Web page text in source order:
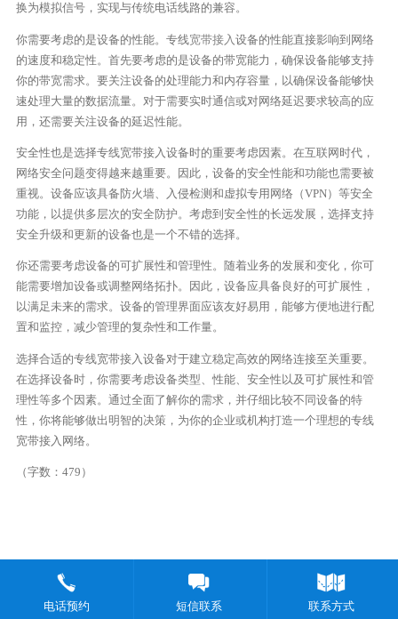
换为模拟信号，实现与传统电话线路的兼容。
你需要考虑的是设备的性能。专线宽带接入 设备的性能直接影响到网络
的速度和稳定性。首先要考虑的是设备的带宽能力，确保设备能够支持
你的带宽需求。要关注设备的处理能力和内存容量，以确保设备能够快
速处理大量的数据流量。对于需要实时通信或对网络延迟要求较高的应
用，还需要关注设备的延迟性能。
安全性也是选择专线宽带接入设备时的重要考虑因素。在互联网时代，
网络安全问题变得越来越重要。因此，设备的安全性能和功能也需要被
重视。设备应该具备防火墙、入侵检测和虚拟专用网络（VPN）等安全
功能，以提供多层次的安全防护。考虑到安全性的长远发展，选择支持
安全升级和更新的设备也是一个不错的选择。
你还需要考虑设备的可扩展性和管理性。随着业务的发展和变化，你可
能需要增加设备或调整网络拓扑。因此，设备应具备良好的可扩展性，
以满足未来的需求。设备的管理界面应该友好易用，能够方便地进行配
置和监控，减少管理的复杂性和工作量。
选择合适的专线宽带接入设备对于建立稳定高效的网络连接至关重要。
在选择设备时，你需要考虑设备类型、性能、安全性以及可扩展性和管
理性等多个因素。通过全面了解你的需求，并仔细比较不同设备的特
性，你将能够做出明智的决策，为你的企业或机构打造一个理想的专线
宽带接入网络。
（字数：479）
电话预约 短信联系 联系方式